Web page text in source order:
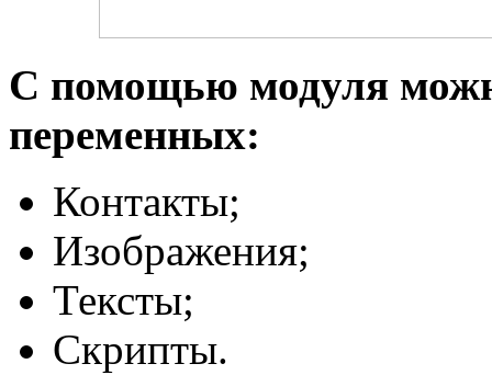
С помощью модуля
переменных:
Контакты;
Изображения;
Тексты;
Скрипты.